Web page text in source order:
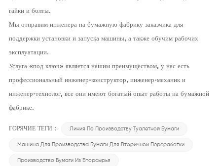
гайки и болты.
Мы отправим инженера на бумажную фабрику заказчика для
поддержки установки и запуска машины, а также обучим рабочих
эксплуатации.
Услуга «под ключ» является нашим преимуществом, у нас есть
профессиональный инженер-конструктор, инженер-механик и
инженер-технолог, все они имеют богатый опыт работы на бумажной
фабрике.
ГОРЯЧИЕ ТЕГИ : Линия По Производству Туалетной Бумаги
Машина Для Производства Бумаги Для Вторичной Переработки
Производство Бумаги Из Вторсырья